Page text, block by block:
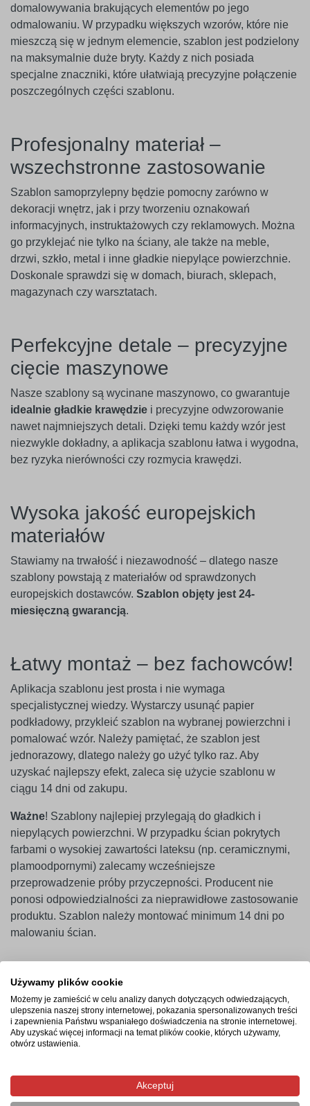
domalowywania brakujących elementów po jego
odmalowaniu. W przypadku większych wzorów, które nie
mieszczą się w jednym elemencie, szablon jest podzielony
na maksymalnie duże bryty. Każdy z nich posiada
specjalne znaczniki, które ułatwiają precyzyjne połączenie
poszczególnych części szablonu.
Profesjonalny materiał –
wszechstronne zastosowanie
Szablon samoprzylepny będzie pomocny zarówno w
dekoracji wnętrz, jak i przy tworzeniu oznakowań
informacyjnych, instruktażowych czy reklamowych. Można
go przyklejać nie tylko na ściany, ale także na meble,
drzwi, szkło, metal i inne gładkie niepylące powierzchnie.
Doskonale sprawdzi się w domach, biurach, sklepach,
magazynach czy warsztatach.
Perfekcyjne detale – precyzyjne
cięcie maszynowe
Nasze szablony są wycinane maszynowo, co gwarantuje
idealnie gładkie krawędzie i precyzyjne odwzorowanie
nawet najmniejszych detali. Dzięki temu każdy wzór jest
niezwykle dokładny, a aplikacja szablonu łatwa i wygodna,
bez ryzyka nierówności czy rozmycia krawędzi.
Wysoka jakość europejskich
materiałów
Stawiamy na trwałość i niezawodność – dlatego nasze
szablony powstają z materiałów od sprawdzonych
europejskich dostawców. Szablon objęty jest 24-
miesięczną gwarancją.
Łatwy montaż – bez fachowców!
Aplikacja szablonu jest prosta i nie wymaga
specjalistycznej wiedzy. Wystarczy usunąć papier
podkładowy, przykleić szablon na wybranej powierzchni i
pomalować wzór. Należy pamiętać, że szablon jest
jednorazowy, dlatego należy go użyć tylko raz. Aby
uzyskać najlepszy efekt, zaleca się użycie szablonu w
ciągu 14 dni od zakupu.
Ważne! Szablony najlepiej przylegają do gładkich i
niepylących powierzchni. W przypadku ścian pokrytych
farbami o wysokiej zawartości lateksu (np. ceramicznymi,
plamoodpornymi) zalecamy wcześniejsze
przeprowadzenie próby przyczepności. Producent nie
ponosi odpowiedzialności za nieprawidłowe zastosowanie
produktu. Szablon należy montować minimum 14 dni po
malowaniu ścian.
Termin realizacji
Produkcja rozpocznie się po zaksięgowaniu płatności i
potrwa od 2-4 dni roboczych. Następnie przesyłka
kurierska zostanie wysłana na wskazany adres, a jej
momentu nadania.
Używamy plików cookie
Możemy je zamieścić w celu analizy danych dotyczących odwiedzających,
ulepszenia naszej strony internetowej, pokazania spersonalizowanych treści
i zapewnienia Państwu wspaniałego doświadczenia na stronie internetowej.
Aby uzyskać więcej informacji na temat plików cookie, których używamy,
otwórz ustawienia.
Akceptuj